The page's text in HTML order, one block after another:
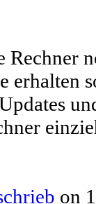
Rechner
erhalten
on